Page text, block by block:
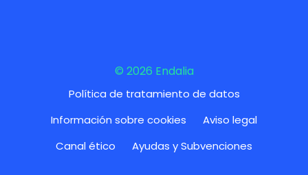
© 2026 Endalia
Política de tratamiento de datos
Información sobre cookies
Aviso legal
Canal ético
Ayudas y Subvenciones